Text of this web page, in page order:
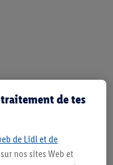
de tes
de Lidl et de
nos sites Web et